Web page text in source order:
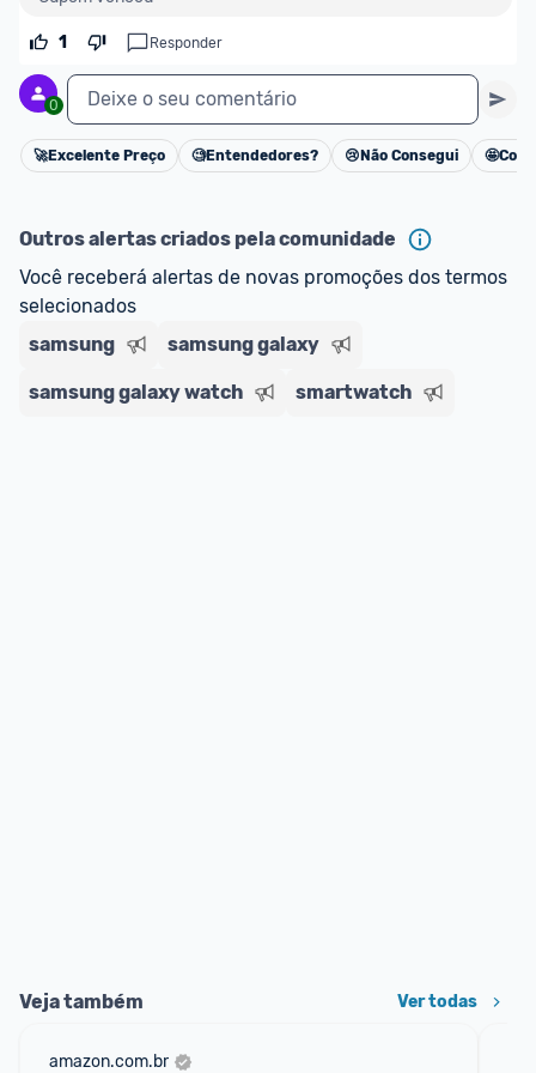
oferta do Promobit
ou MercadoLíder Platinum.
E lembre-se:
você sempre pode contar ajuda da
comunidade para tirar dúvidas ou acionar os
nossos Admins marcando @admin em um
1 Responder
0 Deixe o seu comentário
Cancelar
🚀Excelente Preço 🧐Entendedores? 😢 Não Consegui 🤩
Outros alertas criados pela comunidade
Você receberá alertas de novas promoções dos termos
selecionados
samsung
samsung galaxy
samsung galaxy watch smartwatch
Veja também Ver todas
amazon.com.br